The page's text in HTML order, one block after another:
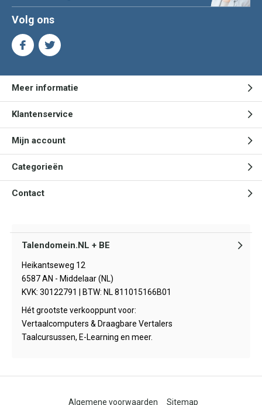
Volg ons
Meer informatie
Klantenservice
Mijn account
Categorieën
Contact
Talendomein.NL + BE
Heikantseweg 12
6587 AN - Middelaar (NL)
KVK: 30122791 | BTW: NL 811015166B01
Hét grootste verkooppunt voor:
Vertaalcomputers & Draagbare Vertalers
Taalcursussen, E-Learning en meer.
Algemene voorwaarden Sitemap